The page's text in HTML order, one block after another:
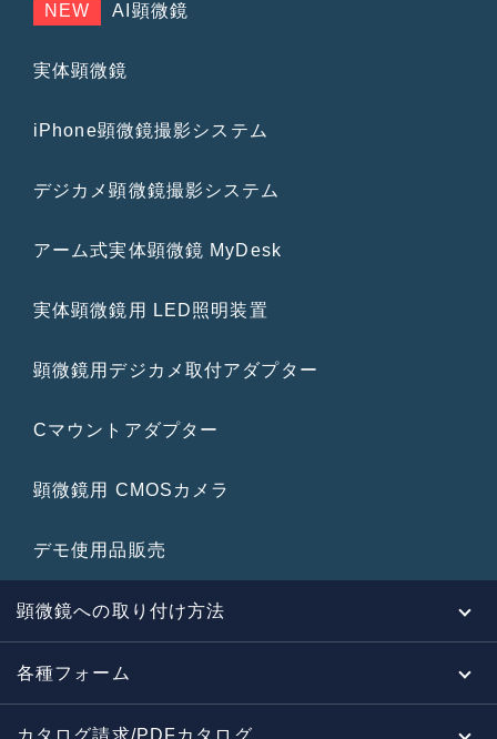
NEW AI顕微鏡
実体顕微鏡
iPhone顕微鏡撮影システム
デジカメ顕微鏡撮影システム
アーム式実体顕微鏡 MyDesk
実体顕微鏡用 LED照明装置
顕微鏡用デジカメ取付アダプター
Cマウントアダプター
顕微鏡用 CMOSカメラ
デモ使用品販売
顕微鏡への取り付け方法
各種フォーム